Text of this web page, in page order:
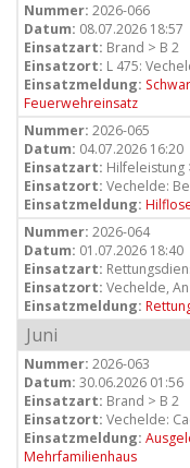
Nummer: 2026-066
Datum: 08.07.2026 18:57
Einsatzart: Brand > B 2
Einsatzort: L 475:
Einsatzmeldung:
Feuerwehreinsatz
Nummer: 2026-065
Datum: 04.07.2026 16:20
Einsatzart: Hilfeleistung
Einsatzort: Vechelde:
Einsatzmeldung:
Nummer: 2026-064
Datum: 01.07.2026 18:40
Einsatzart:
Einsatzort: Vechelde,
Einsatzmeldung:
Juni
Nummer: 2026-063
Datum: 30.06.2026 01:56
Einsatzart: Brand > B 2
Einsatzort: Vechelde:
Einsatzmeldung:
Mehrfamilienhaus